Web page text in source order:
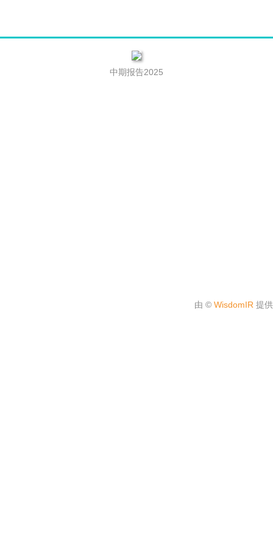
中期报告2025
由 © WisdomIR 提供